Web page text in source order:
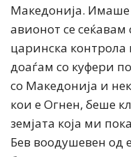
Македонија. Имаше
авионот се сеќавам
царинска
доаѓам со куфери
со Македонија и
кои е Огнен, беше
земјата која ми
Бев воодушевен од